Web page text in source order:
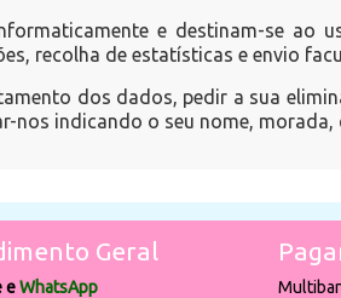
e destinam-se ao
recolha de estatísticas e envio
dos dados, pedir a sua
nos indicando o seu nome, morada,
Geral
eWhatsApp